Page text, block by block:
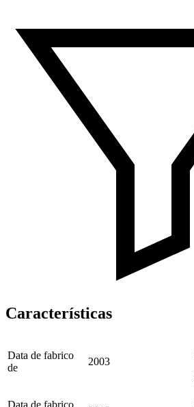
Características
Data de fabrico
de
2003
Data de fabrico